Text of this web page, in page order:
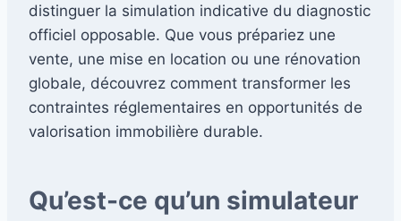
distinguer la simulation indicative du diagnostic
officiel opposable. Que vous prépariez une
vente, une mise en location ou une rénovation
globale, découvrez comment transformer les
contraintes réglementaires en opportunités de
valorisation immobilière durable.
Qu’est-ce qu’un simulateur